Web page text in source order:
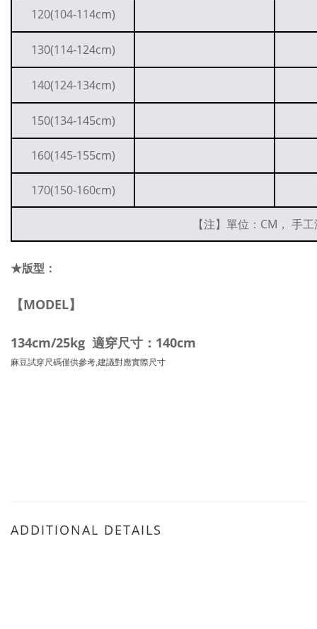
120(104-114cm)
130(114-124cm)
140(124-134cm)
150(134-145cm)
160(145-155cm)
170(150-160cm)
【注】單位：CM， 手
★版型：
【MODEL】
134cm/25kg 適穿尺寸：140cm
麻豆試穿尺碼僅供參考,建議對應實際尺寸
ADDITIONAL DETAILS